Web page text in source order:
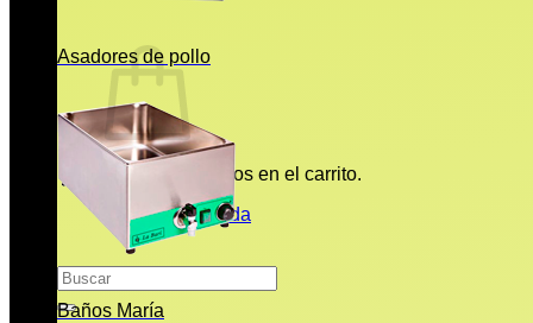
No hay productos en el carrito.
Volver a la tienda
Buscar
por:
Asadores de pollo
Baños María